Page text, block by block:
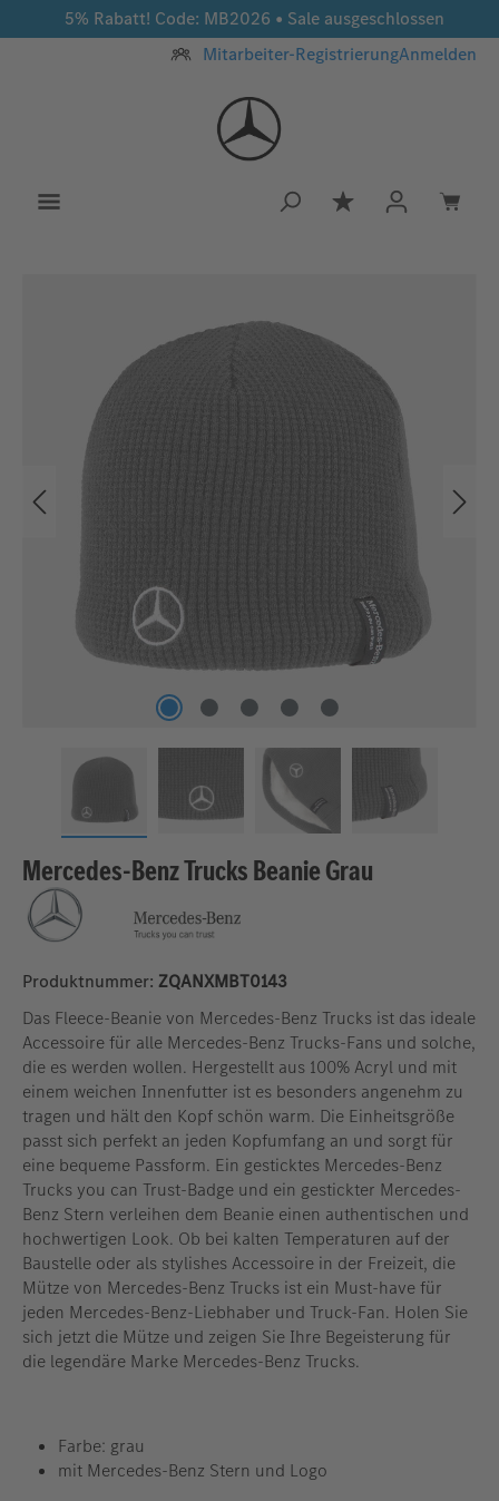
Zum Hauptinhalt springen
5% Rabatt! Code: MB2026 • Sale ausgeschlossen
Mitarbeiter-RegistrierungAnmelden
Du hast 0
Mercedes-Benz Trucks Beanie Grau
Produktnummer: ZQANXMBT0143
Das Fleece-Beanie von Mercedes-Benz Trucks ist das ideale
Accessoire für alle Mercedes-Benz Trucks-Fans und solche,
die es werden wollen. Hergestellt aus 100% Acryl und mit
einem weichen Innenfutter ist es besonders angenehm zu
tragen und hält den Kopf schön warm. Die Einheitsgröße
passt sich perfekt an jeden Kopfumfang an und sorgt für
eine bequeme Passform. Ein gesticktes Mercedes-Benz
Trucks you can Trust-Badge und ein gestickter Mercedes-
Benz Stern verleihen dem Beanie einen authentischen und
hochwertigen Look. Ob bei kalten Temperaturen auf der
Baustelle oder als stylishes Accessoire in der Freizeit, die
Mütze von Mercedes-Benz Trucks ist ein Must-have für
jeden Mercedes-Benz-Liebhaber und Truck-Fan. Holen Sie
sich jetzt die Mütze und zeigen Sie Ihre Begeisterung für
die legendäre Marke Mercedes-Benz Trucks.
Farbe: grau
mit Mercedes-Benz Stern und Logo